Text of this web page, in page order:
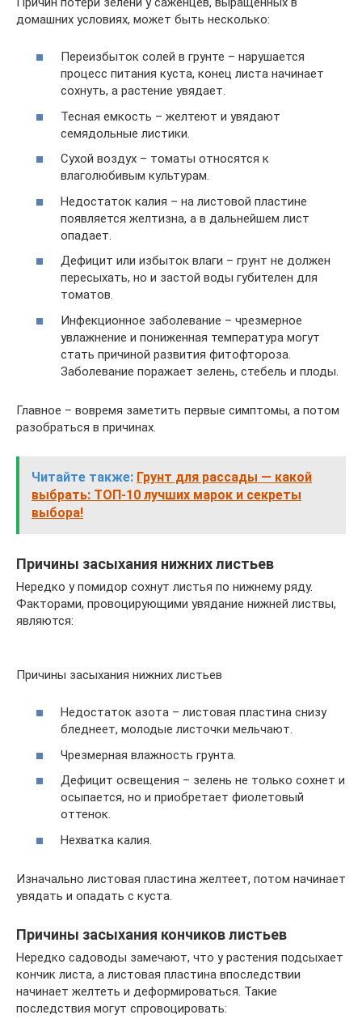
домашних условиях, может быть несколько:
Переизбыток солей в грунте – нарушается
процесс питания куста, конец листа начинает
сохнуть, а растение увядает.
Тесная емкость – желтеют и увядают
семядольные листики.
Сухой воздух – томаты относятся к
влаголюбивым культурам.
Недостаток калия – на листовой пластине
появляется желтизна, а в дальнейшем лист
опадает.
Дефицит или избыток влаги – грунт не должен
пересыхать, но и застой воды губителен для
томатов.
Инфекционное заболевание – чрезмерное
увлажнение и пониженная температура могут
стать причиной развития фитофтороза.
Заболевание поражает зелень, стебель и плоды.
Главное – вовремя заметить первые симптомы, а потом
разобраться в причинах.
Читайте также: Грунт для рассады — какой
выбрать: ТОП-10 лучших марок и секреты
выбора!
Причины засыхания нижних листьев
Нередко у помидор сохнут листья по нижнему ряду.
Факторами, провоцирующими увядание нижней листвы,
являются:
Причины засыхания нижних листьев
Недостаток азота – листовая пластина снизу
бледнеет, молодые листочки мельчают.
Чрезмерная влажность грунта.
Дефицит освещения – зелень не только сохнет и
осыпается, но и приобретает фиолетовый
оттенок.
Нехватка калия.
Изначально листовая пластина желтеет, потом начинает
увядать и опадать с куста.
Причины засыхания кончиков листьев
Нередко садоводы замечают, что у растения подсыхает
кончик листа, а листовая пластина впоследствии
начинает желтеть и деформироваться. Такие
последствия могут спровоцировать: